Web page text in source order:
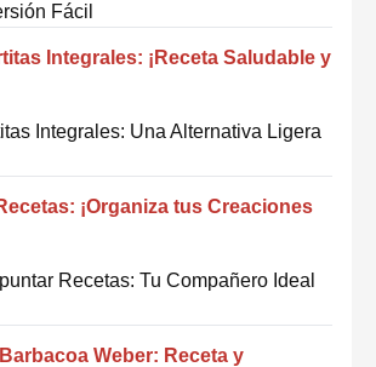
Fácil
Integrales: ¡Receta Saludable y
Integrales: Una Alternativa Ligera
¡Organiza tus Creaciones
Recetas: Tu Compañero Ideal
Weber: Receta y